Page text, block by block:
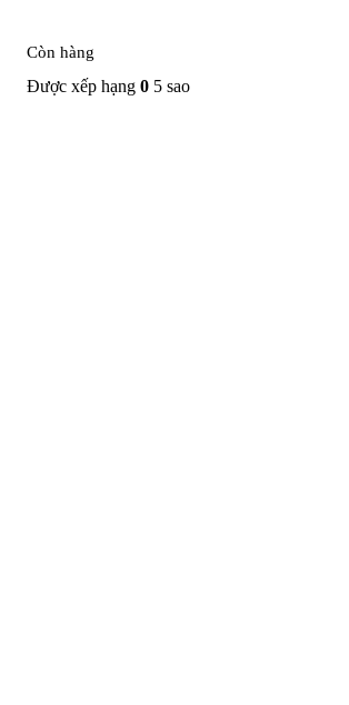
Còn hàng
Được xếp hạng 0 5 sao